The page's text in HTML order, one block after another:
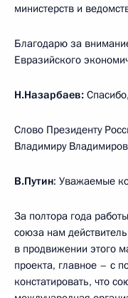
министерств и
Благодарю за
Евразийского
Н.Назарбаев:
Слово Президенту
Владимиру
В.Путин: Уважаемые
За полтора года
союза нам
в продвижении этого
проекта, главное – с
констатировать, что